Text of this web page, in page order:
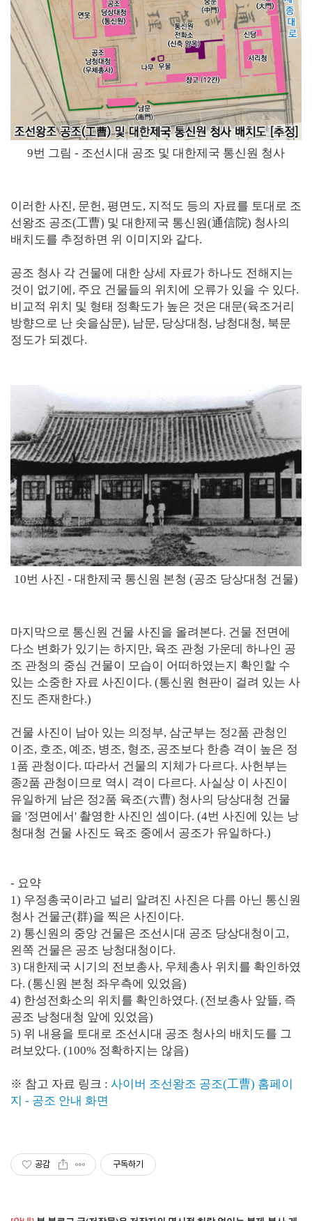
9번 그림 - 조선시대 공조 및 대한제국 통신원 청사
이러한 사진, 문헌, 평면도, 지적도 등의 자료를 토대로 조
선왕조 공조(工曹) 및 대한제국 통신원(通信院) 청사의
배치도를 추정하면 위 이미지와 같다.
공조 청사 각 건물에 대한 상세 자료가 하나도 전해지는
것이 없기에, 주요 건물들의 위치에 오류가 있을 수 있다.
비교적 위치 및 형태 정확도가 높은 것은 대문(육조거리
방향으로 난 솟을삼문), 남문, 당상대청, 낭청대청, 북문
정도가 되겠다.
10번 사진 - 대한제국 통신원 본청 (공조 당상대청 건물)
마지막으로 통신원 건물 사진을 올려본다. 건물 전면에
다소 변화가 있기는 하지만, 육조 관청 가운데 하나인 공
조 관청의 중심 건물이 모습이 어떠하였는지 확인할 수
있는 소중한 자료 사진이다. (통신원 현판이 걸려 있는 사
진도 존재한다.)
건물 사진이 남아 있는 의정부, 삼군부는 정2품 관청인
이조, 호조, 예조, 병조, 형조, 공조보다 한층 격이 높은 정
1품 관청이다. 따라서 건물의 지체가 다르다. 사헌부는
종2품 관청이므로 역시 격이 다르다. 사실상 이 사진이
유일하게 남은 정2품 육조(六曹) 청사의 당상대청 건물
을 '정면에서' 촬영한 사진인 셈이다. (4번 사진에 있는 낭
청대청 건물 사진도 육조 중에서 공조가 유일하다.)
- 요약
1) 우정총국이라고 널리 알려진 사진은 다름 아닌 통신원
청사 건물군(群)을 찍은 사진이다.
2) 통신원의 중앙 건물은 조선시대 공조 당상대청이고,
왼쪽 건물은 공조 낭청대청이다.
3) 대한제국 시기의 전보총사, 우체총사 위치를 확인하였
다. (통신원 본청 좌우측에 있었음)
4) 한성전화소의 위치를 확인하였다. (전보총사 앞뜰, 즉
공조 낭청대청 앞에 있었음)
5) 위 내용을 토대로 조선시대 공조 청사의 배치도를 그
려보았다. (100% 정확하지는 않음)
※ 참고 자료 링크 : 사이버 조선왕조 공조(工曹) 홈페이
지 - 공조 안내 화면
공감 구독하기